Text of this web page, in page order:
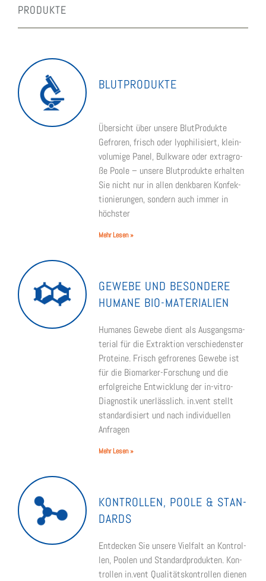
PRO­DUK­TE
BLUT­PRO­DUK­TE
Über­sicht über unse­re Blut­Pro­duk­te
Gefro­ren, frisch oder lyo­phi­li­siert, klein­
vo­lu­mi­ge Panel, Bulk­wa­re oder extra­gro­
ße Poo­le – unse­re Blut­pro­duk­te erhal­ten
Sie nicht nur in allen denk­ba­ren Kon­fek­
tio­nie­run­gen, son­dern auch immer in
höchs­ter
Mehr Lesen »
GEWE­BE UND BESON­DE­RE
HUMA­NE BIO-MATE­­RIA­­LI­EN
Huma­nes Gewe­be dient als Aus­gangs­ma­
te­ri­al für die Extrak­ti­on ver­schie­dens­ter
Pro­te­ine. Frisch gefro­re­nes Gewe­be ist
für die Bio­­­­­mar­ker-For­­­schung und die
erfolg­rei­che Ent­wick­lung der in-vitro-
Dia­­­gnos­­­tik uner­läss­lich. in.vent stellt
stan­dar­di­siert und nach indi­vi­du­el­len
Anfra­gen
Mehr Lesen »
KON­TROL­LEN, POO­LE & STAN­
DARDS
Ent­de­cken Sie unse­re Viel­falt an Kon­trol­
len, Poolen und Stan­dard­pro­duk­ten. Kon­
trol­len in.vent Qua­li­täts­kon­trol­len die­nen